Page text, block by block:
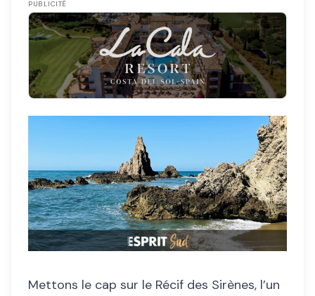
PUBLICITÉ
Mettons le cap sur le Récif des Sirènes, l’un